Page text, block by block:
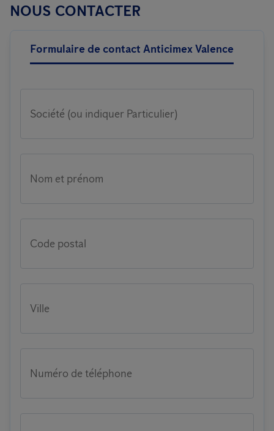
NOUS CONTACTER
Formulaire de contact Anticimex Valence
Société (ou indiquer Particulier)
Nom et prénom
Code postal
Ville
Numéro de téléphone